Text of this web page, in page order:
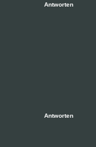
Antworten
Antworten